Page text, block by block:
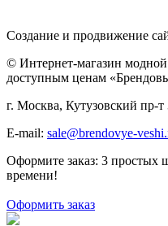
Создание и продвижение
© Интернет-магазин
доступным ценам
г. Москва, Кутузовский пр-т
E-mail: sale@brendovye-
Оформите заказ: 3 простых
времени!
Оформить заказ